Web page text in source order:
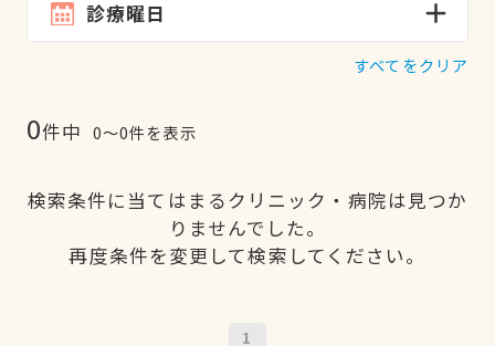
診療曜日
すべてをクリア
0件中 0〜0件を表示
検索条件に当てはまるクリニック・病院は見つか
りませんでした。
再度条件を変更して検索してください。
1